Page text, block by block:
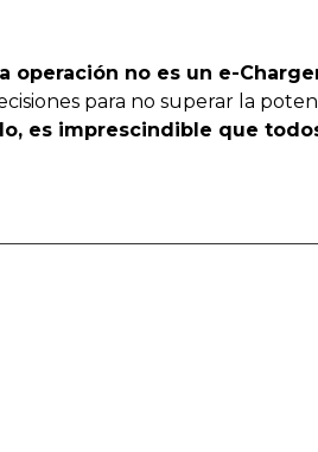
operación no es un e-
para no superar la
es imprescindible que